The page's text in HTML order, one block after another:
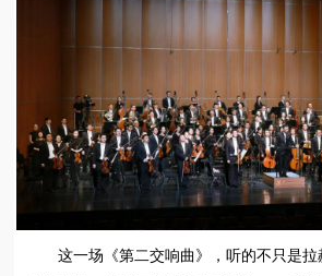
这一场《第二交响曲》，听的不只是